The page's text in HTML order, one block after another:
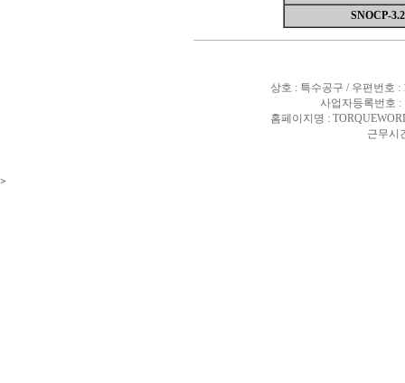
SNOCP-3.2
상호 : 특수공구 / 우편번호 :
사업자등록번호 :
홈페이지명 :
근무시
>